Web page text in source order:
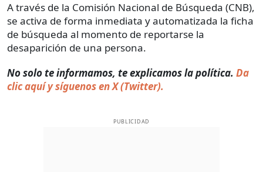
A través de la Comisión Nacional de Búsqueda (CNB),
se activa de forma inmediata y automatizada la ficha
de búsqueda al momento de reportarse la
desaparición de una persona.
No solo te informamos, te explicamos la política. Da
clic aquí y síguenos en X (Twitter).
PUBLICIDAD